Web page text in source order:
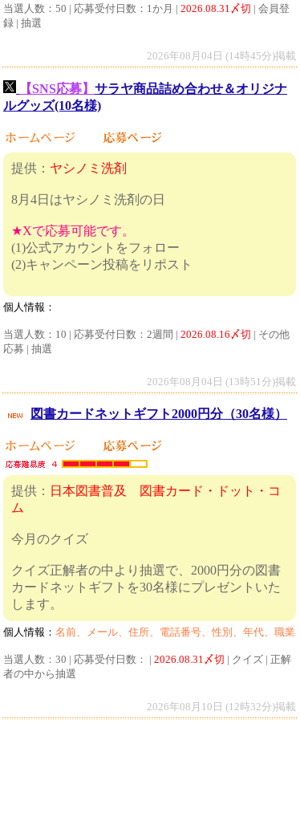
当選人数：50 | 応募受付日数：1か月 | 2026.08.31〆切 | 会員登
録 | 抽選
2026年08月04日 (14時45分)掲載
【SNS応募】 サラヤ商品詰め合わせ＆オリジナ
ルグッズ(10名様)
提供： ヤシノミ洗剤
8月4日はヤシノミ洗剤の日
★Xで応募可能です。
(1)公式アカウントをフォロー
(2)キャンペーン投稿をリポスト
個人情報：
当選人数：10 | 応募受付日数：2週間 | 2026.08.16〆切 | その他
応募 | 抽選
2026年08月04日 (13時51分)掲載
図書カードネットギフト2000円分（30名様）
提供： 日本図書普及 図書カード・ドット・コ
ム
今月のクイズ
クイズ正解者の中より抽選で、2000円分の図書
カードネットギフトを30名様にプレゼントいた
します。
個人情報： 名前、メール、住所、電話番号、性別、年代、職業
当選人数：30 | 応募受付日数： | 2026.08.31〆切 | クイズ | 正解
者の中から抽選
2026年08月10日 (12時32分)掲載